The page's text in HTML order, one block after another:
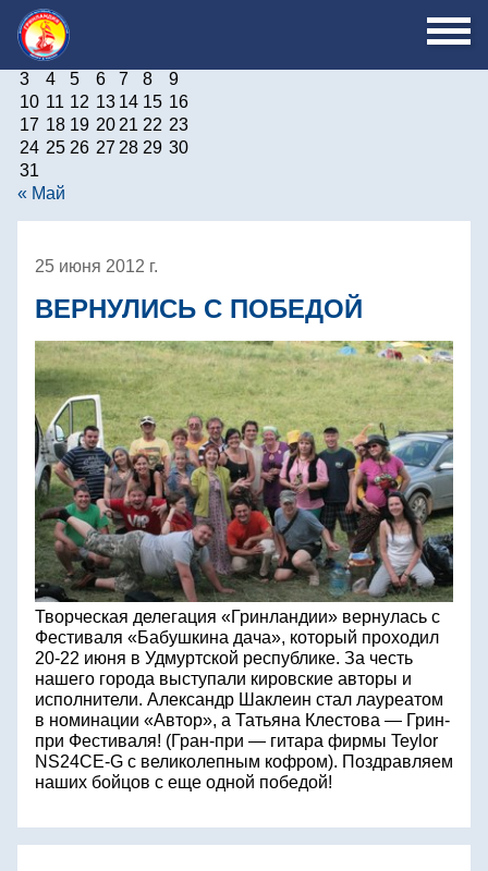
Август 2026
ПнВт
3
4 5 6 7 8
9
10 11 12 13 14 15 16
17 18 19 20 21 22 23
24 25 26 27 28 29 30
31
« Май
25 июня 2012 г.
ВЕРНУЛИСЬ С ПОБЕДОЙ
Творческая делегация «Гринландии» вернулась с
Фестиваля «Бабушкина дача», который проходил
20-22 июня в Удмуртской республике. За честь
нашего города выступали кировские авторы и
исполнители. Александр Шаклеин стал лауреатом
в номинации «Автор», а Татьяна Клестова — Грин-
при Фестиваля! (Гран-при — гитара фирмы Teylor
NS24CE-G с великолепным кофром). Поздравляем
наших бойцов с еще одной победой!